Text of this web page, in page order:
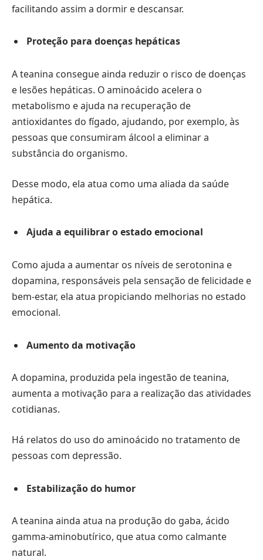
facilitando assim a dormir e descansar.
Proteção para doenças hepáticas
A teanina consegue ainda reduzir o risco de doenças
e lesões hepáticas. O aminoácido acelera o
metabolismo e ajuda na recuperação de
antioxidantes do fígado, ajudando, por exemplo, às
pessoas que consumiram álcool a eliminar a
substância do organismo.
Desse modo, ela atua como uma aliada da saúde
hepática.
Ajuda a equilibrar o estado emocional
Como ajuda a aumentar os níveis de serotonina e
dopamina, responsáveis pela sensação de felicidade e
bem-estar, ela atua propiciando melhorias no estado
emocional.
Aumento da motivação
A dopamina, produzida pela ingestão de teanina,
aumenta a motivação para a realização das atividades
cotidianas.
Há relatos do uso do aminoácido no tratamento de
pessoas com depressão.
Estabilização do humor
A teanina ainda atua na produção do gaba, ácido
gamma-aminobutírico, que atua como calmante
natural.